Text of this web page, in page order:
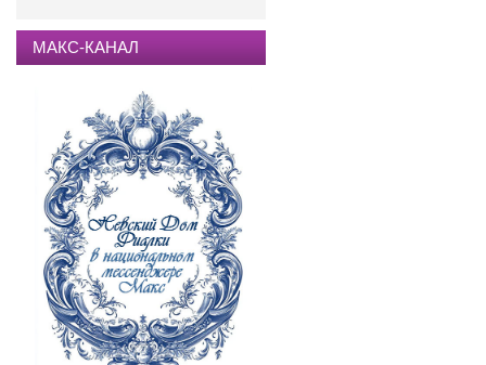
МАКС-КАНАЛ